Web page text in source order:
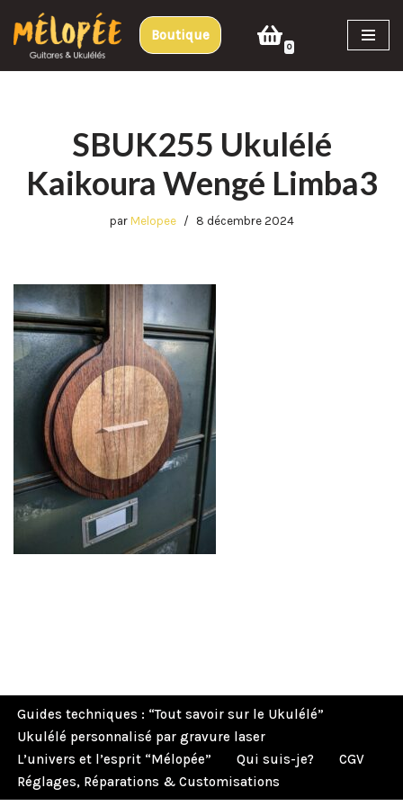
Aller
au
Boutique
0
SBUK255 Ukulélé
Kaikoura Wengé Limba3
par Melopee 8 décembre 2024
Guides techniques : “Tout savoir sur le Ukulélé”
Ukulélé personnalisé par gravure laser
L’univers et l’esprit “Mélopée”
Qui suis-je?
CGV
Réglages, Réparations & Customisations